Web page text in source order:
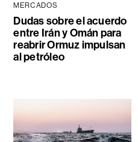
MERCADOS
Dudas sobre el acuerdo
entre Irán y Omán para
reabrir Ormuz impulsan
al petróleo